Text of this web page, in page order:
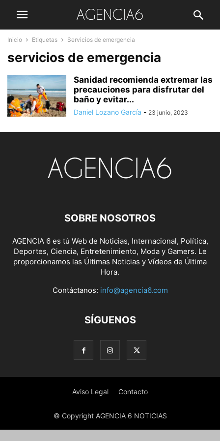
Inicio Etiquetas Servicios de emergencia
servicios de emergencia
Sanidad recomienda extremar las
precauciones para disfrutar del
baño y evitar...
Daniel Lozano García - 23 junio, 2023
SOBRE NOSOTROS
AGENCIA 6 es tú Web de Noticias, Internacional, Política,
Deportes, Ciencia, Entretenimiento, Moda y Gamers. Le
proporcionamos las Últimas Noticias y Vídeos de Última
Hora.
Contáctanos: info@agencia6.com
SÍGUENOS
Aviso Legal Contacto
© Copyright AGENCIA 6 NOTICIAS